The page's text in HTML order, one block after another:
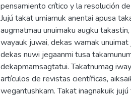
pensamiento crítico y la resolución
Jujú takat umiamuk anentai apusa
augmatmau unuimaku augku
wayauk juwai, dekas wamak
dekas nuwi jegaanmi tusa
dekapmamsagtatui. Takatnumag
artículos de revistas científicas,
wegantushkam. Takat inagnakuik